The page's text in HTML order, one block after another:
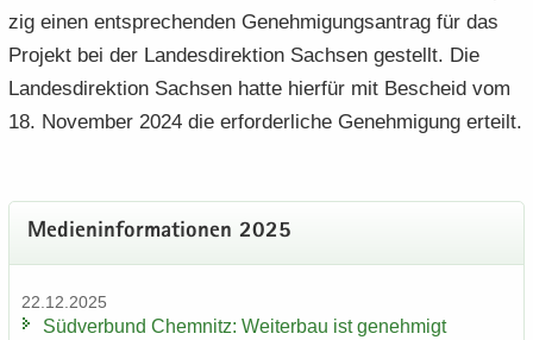
zig einen ent­spre­chen­den Ge­neh­mi­gungs­an­trag für das
Pro­jekt bei der Lan­des­di­rek­ti­on Sach­sen ge­stellt. Die
Lan­des­di­rek­ti­on Sach­sen hatte hier­für mit Be­scheid vom
18. No­vem­ber 2024 die er­for­der­li­che Ge­neh­mi­gung er­teilt.
Me­di­en­in­for­ma­tio­nen 2025
22.12.2025
Süd­ver­bund Chem­nitz: Wei­ter­bau ist ge­neh­migt